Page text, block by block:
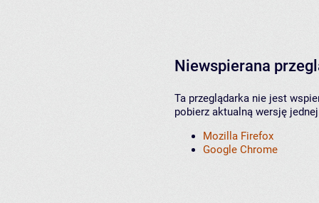
Niewspierana
Ta przeglądarka nie jest
pobierz aktualną wersję
Mozilla Firefox
Google Chrome